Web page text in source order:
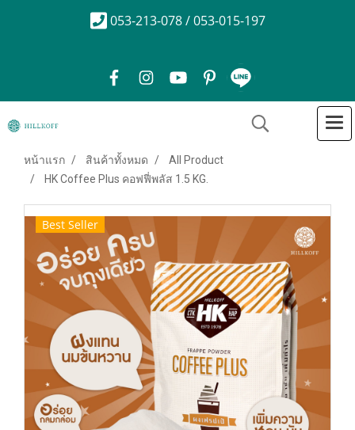
053-213-078 / 053-015-197
หน้าแรก สินค้าทั้งหมด
All Product
HK Coffee Plus คอฟฟี่พลัส 1.5 KG.
Best Seller